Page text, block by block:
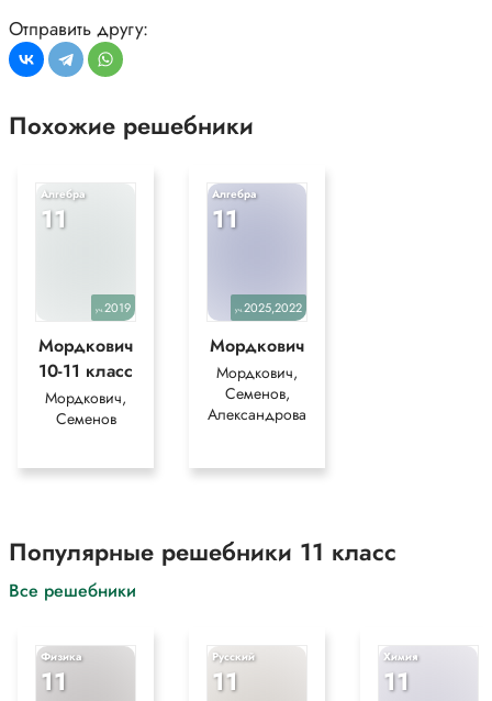
Отправить другу:
Похожие решебники
Алгебра
11
уч.2019
Мордкович
10-11 класс
Мордкович,
Семенов
Алгебра
11
уч.2025,2022
Мордкович
Мордкович,
Семенов,
Александрова
Популярные решебники 11 класс
Все решебники
Физика
11
Русский
11
Химия
11